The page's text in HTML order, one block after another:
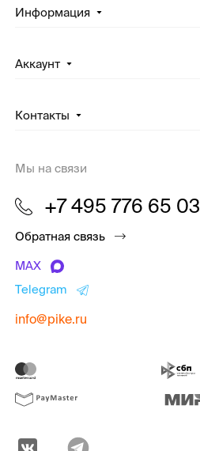
Информация
Аккаунт
Контакты
Мы на связи
+7 495 776 65 03
Обратная связь
MAX
Telegram
info@pike.ru